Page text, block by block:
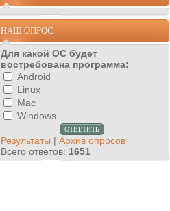
НАШ ОПРОС
Для какой ОС будет
востребована программа:
Android
Linux
Mac
Windows
Результаты | Архив опросов
Всего ответов: 1651